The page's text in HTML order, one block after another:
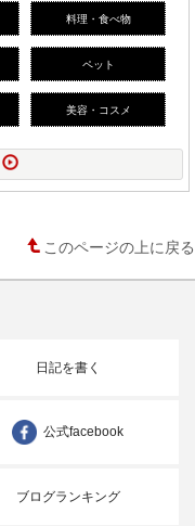
料理・食べ物
ペット
美容・コスメ
このページの上に戻る
日記を書く
公式facebook
ブログランキング